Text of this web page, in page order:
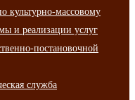
культурно-массовому
и реализации услуг
постановочной
служба